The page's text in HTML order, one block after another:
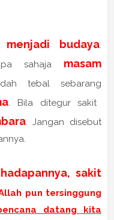
budaya.
sahaja masam
tebal sebarang
. Bila ditegur sakit
. Jangan disebut
sakit
pun tersinggung
datang kita